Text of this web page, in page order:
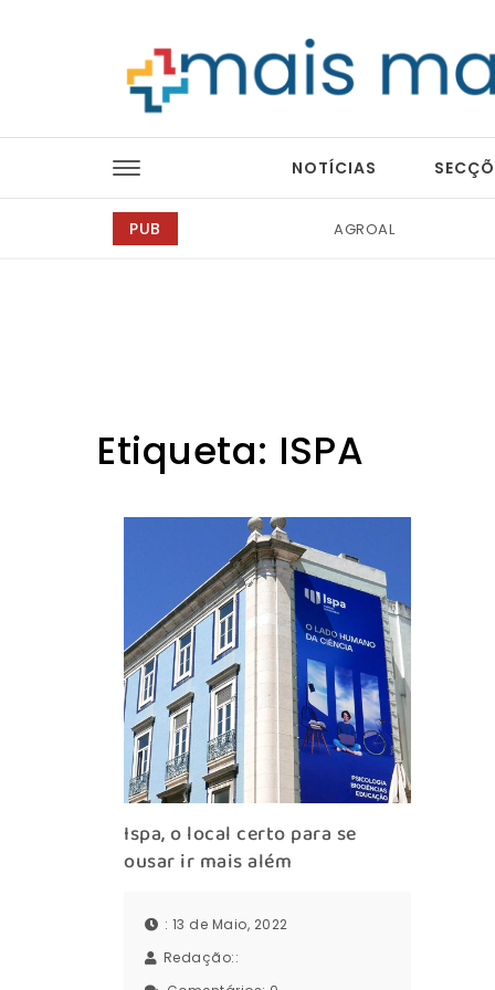
NOTÍCIAS
PUB Tintas 2000
Etiqueta: ISPA
Ispa, o local certo para se
ousar ir mais além
: 13 de Maio, 2022
Redação::